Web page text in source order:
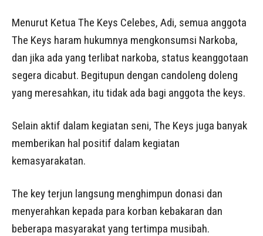
Menurut Ketua The Keys Celebes, Adi, semua anggota
The Keys haram hukumnya mengkonsumsi Narkoba,
dan jika ada yang terlibat narkoba, status keanggotaan
segera dicabut. Begitupun dengan candoleng doleng
yang meresahkan, itu tidak ada bagi anggota the keys.
Selain aktif dalam kegiatan seni, The Keys juga banyak
memberikan hal positif dalam kegiatan
kemasyarakatan.
The key terjun langsung menghimpun donasi dan
menyerahkan kepada para korban kebakaran dan
beberapa masyarakat yang tertimpa musibah.